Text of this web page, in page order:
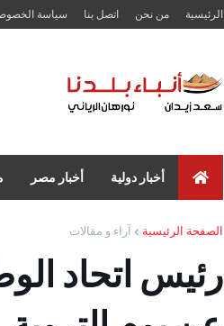
الرئيسية من نحن اتصل بنا سياسة
أخبار دولية أخبار مصر
الصفحة الرئيسية آراء و مقالات
رئيس اتحاد